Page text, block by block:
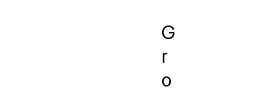
G
r
o